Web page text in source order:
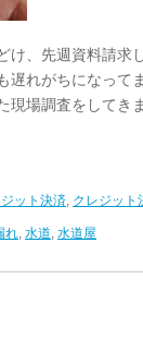
け、先週資料請求
遅れがちになって
現場調査をしてきま
ット決済, クレジット
れ, 水道, 水道屋